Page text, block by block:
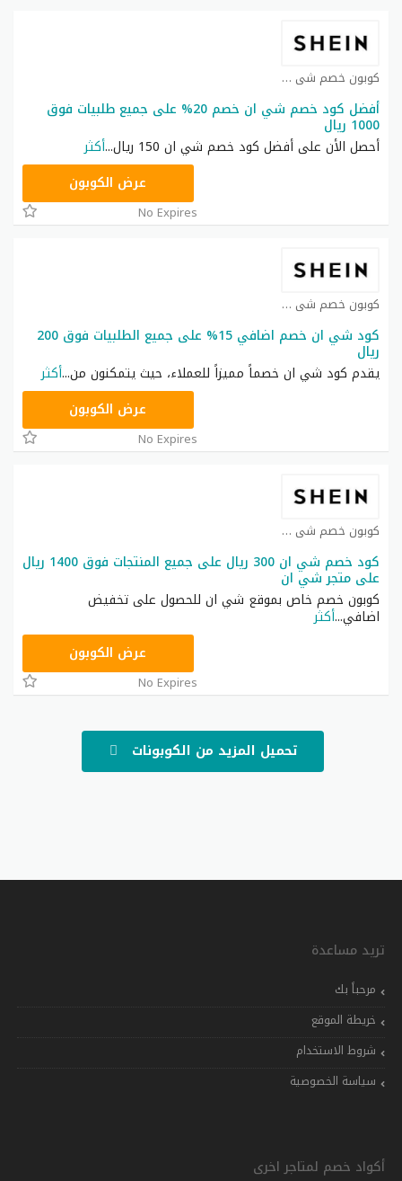
كوبون خصم شي ان كوبون
أفضل كود خصم شي ان خصم 20% على جميع طلبيات فوق
1000 ريال
أحصل الأن على أفضل كود خصم شي ان 150 ريال
...أكثر
عرض الكوبون
No Expires
كوبون خصم شي ان كوبون
كود شي ان خصم اضافي 15% على جميع الطلبيات فوق 200
ريال
يقدم كود شي ان خصماً مميزاً للعملاء، حيث يتمكنون من...أكثر
عرض الكوبون
No Expires
كوبون خصم شي ان كوبون
كود خصم شي ان 300 ريال على جميع المنتجات فوق 1400 ريال
على متجر شي ان
كوبون خصم خاص بموقع شي ان للحصول على تخفيض
اضافي...أكثر
عرض الكوبون
No Expires
تحميل المزيد من الكوبونات
تريد مساعدة
مرحباً بك
خريطة الموقع
شروط الاستخدام
سياسة الخصوصية
أكواد خصم لمتاجر اخرى